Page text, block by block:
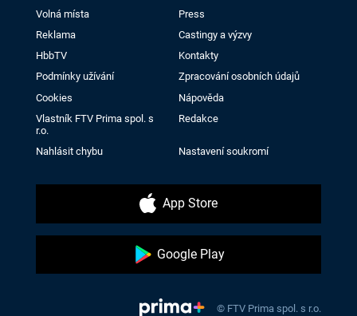
Volná místa
Press
Reklama
Castingy a výzvy
HbbTV
Kontakty
Podmínky užívání
Zpracování osobních údajů
Cookies
Nápověda
Vlastník FTV Prima spol. s
r.o.
Redakce
Nahlásit chybu Nastavení soukromí
App Store
Google Play
© FTV Prima spol. s r.o.